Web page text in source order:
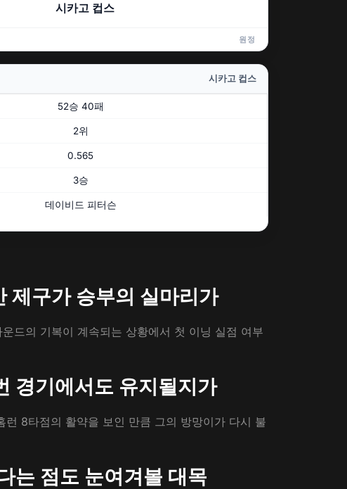
시카고 컵스
원정
시카고 컵스
52승 40패
2위
0.565
3승
데이비드 피터슨
제구가 승부의 실마리가
드의 기복이 계속되는 상황에서 첫 이닝 실점 여부
경기에서도 유지될지가
8타점의 활약을 보인 만큼 그의 방망이가 다시 불
는 점도 눈여겨볼 대목